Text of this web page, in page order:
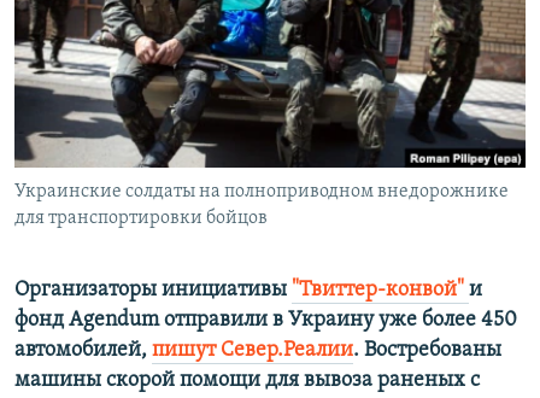
ПОБЕДИТЕЛЕЙ НЕ СУДЯТ?
КРЫМ.НЕПОКОРЕННЫЙ
ELIFBE
УКРАИНСКАЯ ПРОБЛЕМА КРЫМА
ПРИСОЕДИНЯЙТЕСЬ!
Все сайты RFE/RL
Украинские солдаты на полноприводном внедорожнике
для транспортировки бойцов
Организаторы инициативы "Твиттер-конвой" и
фонд Agendum отправили в Украину уже более 450
автомобилей, пишут Север.Реалии. Востребованы
машины скорой помощи для вывоза раненых с